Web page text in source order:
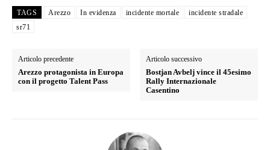
TAGS Arezzo In evidenza incidente mortale
incidente stradale
sr71
Articolo precedente
Arezzo protagonista in Europa
con il progetto Talent Pass
Articolo successivo
Bostjan Avbelj vince il 45esimo
Rally Internazionale
Casentino